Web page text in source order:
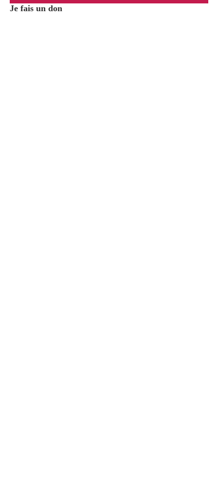
Je fais un don